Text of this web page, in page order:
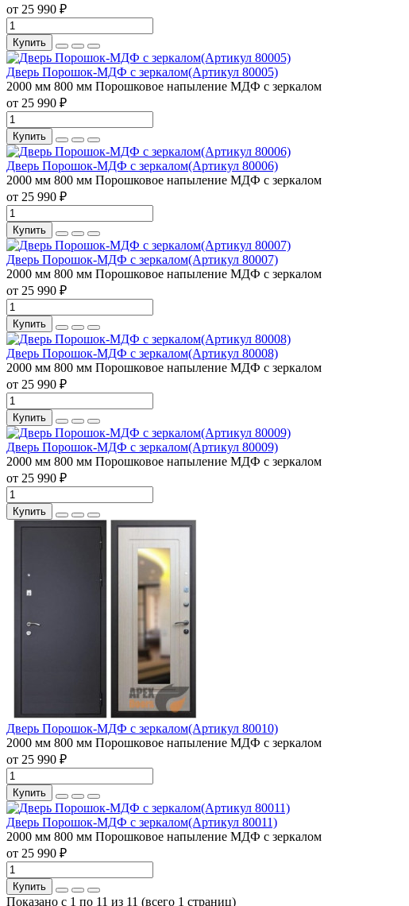
от 25 990 ₽
Купить
Дверь Порошок-МДФ с зеркалом(Артикул 80005)
2000 мм 800 мм Порошковое напыление МДФ с зеркалом
от 25 990 ₽
Купить
Дверь Порошок-МДФ с зеркалом(Артикул 80006)
2000 мм 800 мм Порошковое напыление МДФ с зеркалом
от 25 990 ₽
Купить
Дверь Порошок-МДФ с зеркалом(Артикул 80007)
2000 мм 800 мм Порошковое напыление МДФ с зеркалом
от 25 990 ₽
Купить
Дверь Порошок-МДФ с зеркалом(Артикул 80008)
2000 мм 800 мм Порошковое напыление МДФ с зеркалом
от 25 990 ₽
Купить
Дверь Порошок-МДФ с зеркалом(Артикул 80009)
2000 мм 800 мм Порошковое напыление МДФ с зеркалом
от 25 990 ₽
Купить
Дверь Порошок-МДФ с зеркалом(Артикул 80010)
2000 мм 800 мм Порошковое напыление МДФ с зеркалом
от 25 990 ₽
Купить
Дверь Порошок-МДФ с зеркалом(Артикул 80011)
2000 мм 800 мм Порошковое напыление МДФ с зеркалом
от 25 990 ₽
Купить
Показано с 1 по 11 из 11 (всего 1 страниц)